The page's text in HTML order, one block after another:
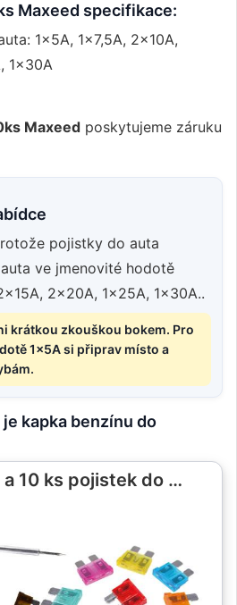
Maxeed specifikace:
1x5A, 1x7,5A, 2x10A,
1x30A
Maxeed poskytujeme záruku
pojistky do auta
ve jmenovité hodotě
2x20A, 1x25A, 1x30A..
krátkou zkouškou bokem. Pro
1x5A si připrav místo a
je kapka benzínu do
a 10 ks pojistek do …